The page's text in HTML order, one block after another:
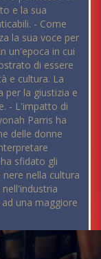
e la sua
- Come
la sua voce per
un'epoca in cui
di essere
e cultura. La
per la giustizia e
- L'impatto di
Parris ha
delle donne
sfidato gli
nella cultura
una maggiore